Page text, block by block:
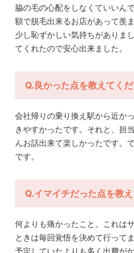
脇の毛の心配をしなくていいん
額で脱毛出来るお店があって羨
少し恥ずかしい気持ちがありま
てくれたので安心出来ました。
Q.良かった点を教えてく
会社帰りの乗り換え駅から近か
きやすかったです。それと、担
んお話出来て楽しかったです。
です。
Q.イマイチだった点を教
何よりも痛かったこと。これは
ときは毎回覚悟を決めて行って